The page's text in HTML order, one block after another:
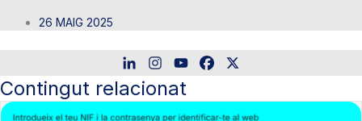
26 MAIG 2025
Contingut relacionat